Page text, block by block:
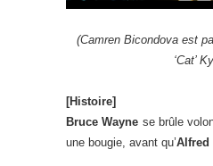
(Camren Bicondova est
‘Cat’
[Histoire]
Bruce Wayne se brûle
une bougie, avant qu’Alfred